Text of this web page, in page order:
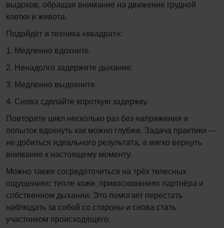
выдохов, обращая внимание на движение грудной
клетки и живота.
Подойдёт и техника «квадрат»:
1. Медленно вдохните.
2. Ненадолго задержите дыхание.
3. Медленно выдохните.
4. Снова сделайте короткую задержку.
Повторите цикл несколько раз без напряжения и
попыток вдохнуть как можно глубже. Задача практики —
не добиться идеального результата, а мягко вернуть
внимание к настоящему моменту.
Можно также сосредоточиться на трёх телесных
ощущениях: тепле кожи, прикосновениях партнёра и
собственном дыхании. Это помогает перестать
наблюдать за собой со стороны и снова стать
участником происходящего.